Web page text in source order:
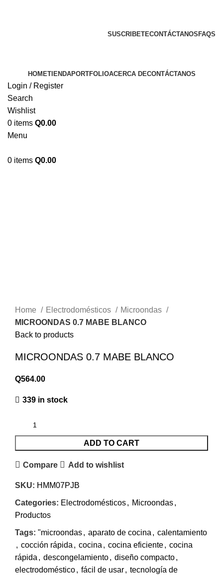
SUSCRIBETECONTÁCTANOS FAQS
HOMETIENDAPORTFOLIOACERCA DECONTÁCTANOS
Login / Register
Search
Wishlist
0 items Q0.00
Menu
0 items Q0.00
Home Electrodomésticos
Microondas
MICROONDAS 0.7 MABE BLANCO
Back to products
MICROONDAS 0.7 MABE BLANCO
Q564.00
339 in stock
ADD TO CART
Compare Add to wishlist
SKU: HMM07PJB
Categories: Electrodomésticos, Microondas,
Productos
Tags: "microondas, aparato de cocina , calentamiento
, cocción rápida , cocina , cocina eficiente, cocina
rápida , descongelamiento, diseño compacto,
electrodoméstico, fácil de usar, tecnología de